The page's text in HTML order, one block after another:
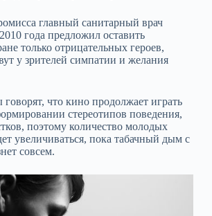
главный санитарный врач
года предложил оставить
только отрицательных героев,
у зрителей симпатии и желания
что кино продолжает играть
стереотипов поведения,
поэтому количество молодых
увеличиваться, пока табачный дым с
совсем.